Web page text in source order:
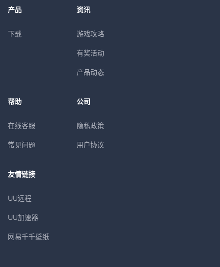
产品
下载
资讯
游戏攻略
有奖活动
产品动态
帮助
在线客服
常见问题
公司
隐私政策
用户协议
友情链接
UU远程
UU加速器
网易千千壁纸